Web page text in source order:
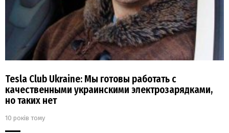
Tesla Club Ukraine: Мы готовы работать с
качественными украинскими электрозарядками,
но таких нет
10 років тому